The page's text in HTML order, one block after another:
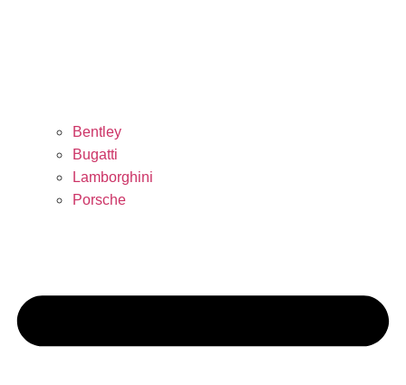
Bentley
Bugatti
Lamborghini
Porsche